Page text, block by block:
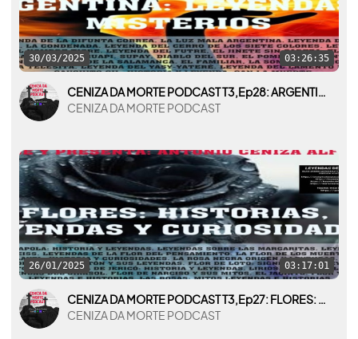
30/03/2025 03:26:35
CENIZA DA MORTE PODCAST T3,Ep28: ARGENTINA: LEYENDAS Y MISTERIOS
CENIZA DA MORTE PODCAST
26/01/2025 03:17:01
CENIZA DA MORTE PODCAST T3,Ep27: FLORES: HISTORIAS, LEYENDAS Y CURIOSIDADES
CENIZA DA MORTE PODCAST